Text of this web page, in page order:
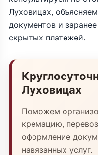
Луховицах,
документов и
скрытых платежей.
Луховицах
Поможем
кремацию,
оформление
навязанных услуг.